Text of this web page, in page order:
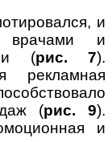
и
врачами и
(рис. 7).
рекламная
(рис. 9).
и